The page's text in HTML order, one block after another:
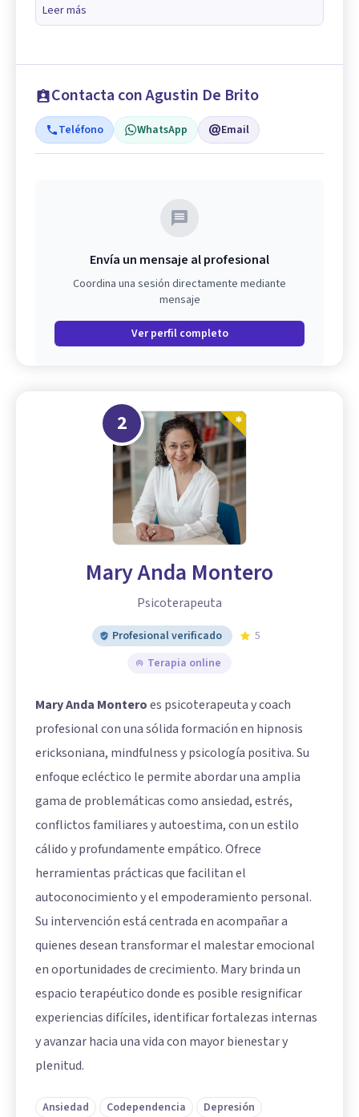
Leer más
Contacta con Agustin De Brito
Teléfono WhatsApp Email
Envía un mensaje al profesional
Coordina una sesión directamente mediante
mensaje
Ver perfil completo
2
Mary Anda Montero
Psicoterapeuta
Profesional verificado
5
Terapia online
Mary Anda Monteroes psicoterapeuta y coach
profesional con una sólida formación en hipnosis
ericksoniana, mindfulness y psicología positiva. Su
enfoque ecléctico le permite abordar una amplia
gama de problemáticas como ansiedad, estrés,
conflictos familiares y autoestima, con un estilo
cálido y profundamente empático. Ofrece
herramientas prácticas que facilitan el
autoconocimiento y el empoderamiento personal.
Su intervención está centrada en acompañar a
quienes desean transformar el malestar emocional
en oportunidades de crecimiento. Mary brinda un
espacio terapéutico donde es posible resignificar
experiencias difíciles, identificar fortalezas internas
y avanzar hacia una vida con mayor bienestar y
plenitud.
Ansiedad Codependencia Depresión